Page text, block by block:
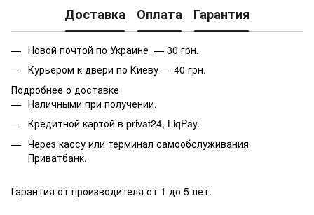
Доставка Оплата Гарантия
Новой почтой по Украине — 30 грн.
Курьером к двери по Киеву — 40 грн.
Подробнее о доставке
Наличными при получении.
Кредитной картой в privat24, LiqPay.
Через кассу или терминал самообслуживания
Приватбанк.
Гарантия от производителя от 1 до 5 лет.